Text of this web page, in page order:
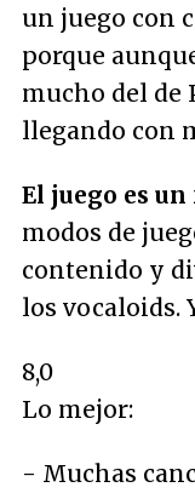
un juego con
porque
mucho del de
llegando con
El juego es
modos de
contenido y
los vocaloids.
8,0
Lo mejor:
- Muchas